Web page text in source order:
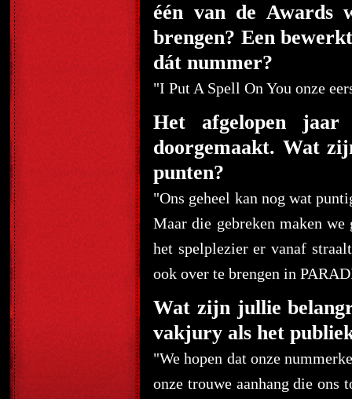
één van de Awards
brengen? Een
dát nummer?
"I Put A Spell On You onze
Het afgelopen
doorgemaakt. Wat
punten?
"Ons geheel kan nog wat
Maar die gebreken maken
het spelplezier er vanaf
ook over te brengen in
Wat zijn jullie
vakjury als het
"We hopen dat onze
onze trouwe aanhang die ons